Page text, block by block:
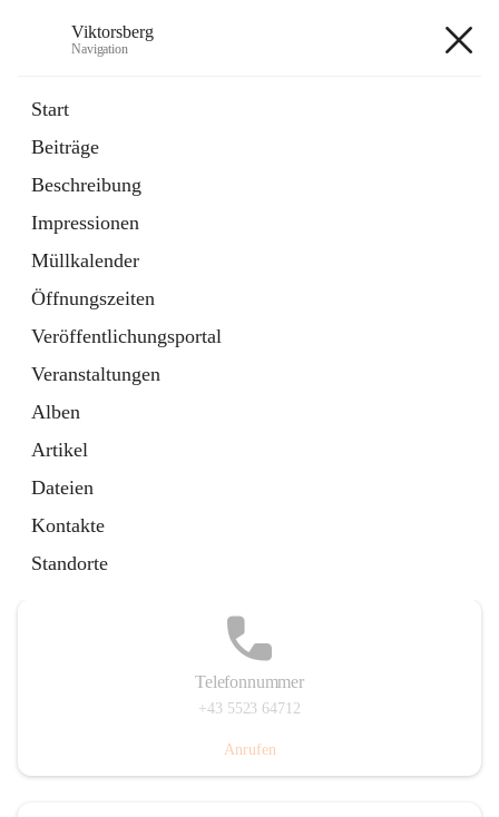
Viktorsberg
Navigation
Start
Beiträge
Beschreibung
Impressionen
Müllkalender
Öffnungszeiten
Veröffentlichungsportal
Veranstaltungen
Alben
Artikel
Dateien
Kontakte
Standorte
1 Schnellzugriff
Bürgerservice
10 Schnellzugriffe
Telefonnummer
+43 5523 64712
Anrufen